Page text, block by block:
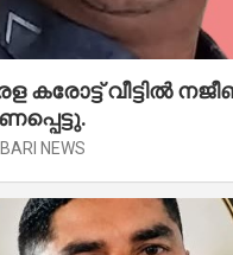
കരോട്ട് വീട്ടിൽ
NEWS